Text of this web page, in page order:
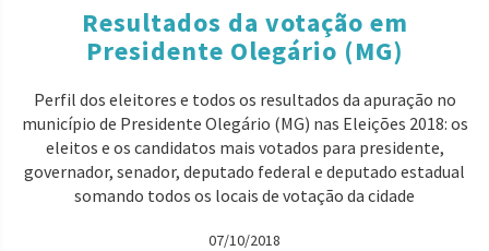
Resultados da votação em
Presidente Olegário (MG)
Perfil dos eleitores e todos os resultados da apuração no
município de Presidente Olegário (MG) nas Eleições 2018: os
eleitos e os candidatos mais votados para presidente,
governador, senador, deputado federal e deputado estadual
somando todos os locais de votação da cidade
07/10/2018